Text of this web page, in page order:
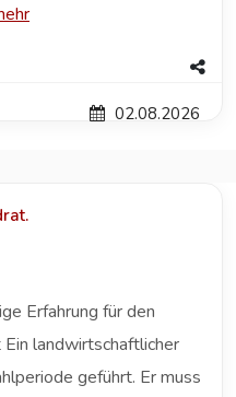
02.08.2026
Erfahrung für den
landwirtschaftlicher
geführt. Er muss